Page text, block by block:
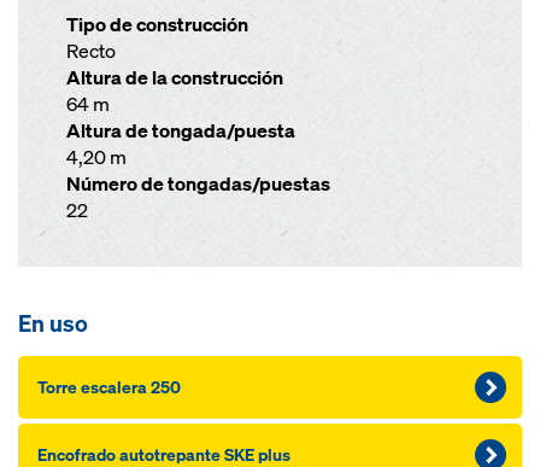
Tipo de construcción
Recto
Altura de la construcción
64 m
Altura de tongada/puesta
4,20 m
Número de tongadas/puestas
22
En uso
Torre escalera 250
Encofrado autotrepante SKE plus